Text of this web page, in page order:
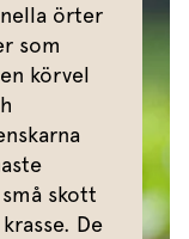
örter
som
körvel
skott
De